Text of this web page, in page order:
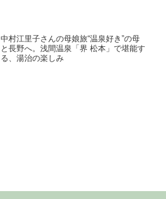
中村江里子さんの母娘旅“温泉好き”の母
と長野へ。浅間温泉「界 松本」で堪能す
る、湯治の楽しみ